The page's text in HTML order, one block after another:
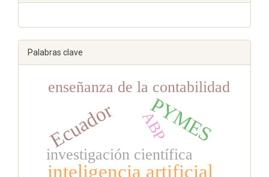
Palabras clave
inteligencia artificial
PYMES
Ecuador
investigación científica
enseñanza de la contabilidad
ABP